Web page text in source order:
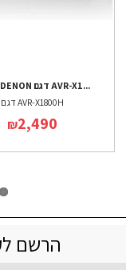
רסיבר DENON דגם AVR-X1...
דגם AVR-X1800H
₪2,490
הרשם